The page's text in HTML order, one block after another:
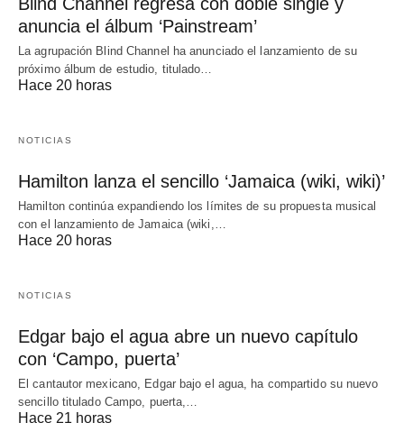
Blind Channel regresa con doble single y
anuncia el álbum ‘Painstream’
La agrupación Blind Channel ha anunciado el lanzamiento de su
próximo álbum de estudio, titulado…
Hace 20 horas
NOTICIAS
Hamilton lanza el sencillo ‘Jamaica (wiki, wiki)’
Hamilton continúa expandiendo los límites de su propuesta musical
con el lanzamiento de Jamaica (wiki,…
Hace 20 horas
NOTICIAS
Edgar bajo el agua abre un nuevo capítulo
con ‘Campo, puerta’
El cantautor mexicano, Edgar bajo el agua, ha compartido su nuevo
sencillo titulado Campo, puerta,…
Hace 21 horas